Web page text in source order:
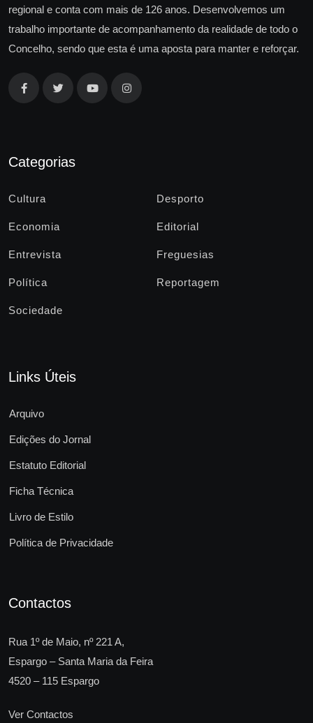
regional e conta com mais de 126 anos. Desenvolvemos um
trabalho importante de acompanhamento da realidade de todo o
Concelho, sendo que esta é uma aposta para manter e reforçar.
Categorias
Cultura Desporto
Economia Editorial
Entrevista Freguesias
Política Reportagem
Sociedade
Links Úteis
Arquivo
Edições do Jornal
Estatuto Editorial
Ficha Técnica
Livro de Estilo
Política de Privacidade
Contactos
Rua 1º de Maio, nº 221 A,
Espargo – Santa Maria da Feira
4520 – 115 Espargo
Ver Contactos